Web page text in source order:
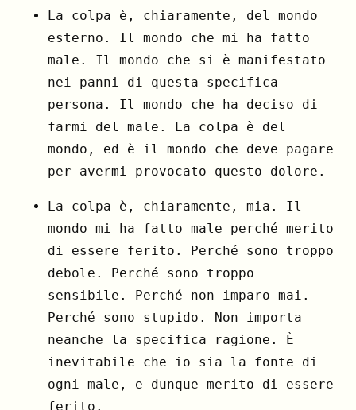
La colpa è, chiaramente, del mondo
esterno. Il mondo che mi ha fatto
male. Il mondo che si è manifestato
nei panni di questa specifica
persona. Il mondo che ha deciso di
farmi del male. La colpa è del
mondo, ed è il mondo che deve pagare
per avermi provocato questo dolore.
La colpa è, chiaramente, mia. Il
mondo mi ha fatto male perché merito
di essere ferito. Perché sono troppo
debole. Perché sono troppo
sensibile. Perché non imparo mai.
Perché sono stupido. Non importa
neanche la specifica ragione. È
inevitabile che io sia la fonte di
ogni male, e dunque merito di essere
ferito.